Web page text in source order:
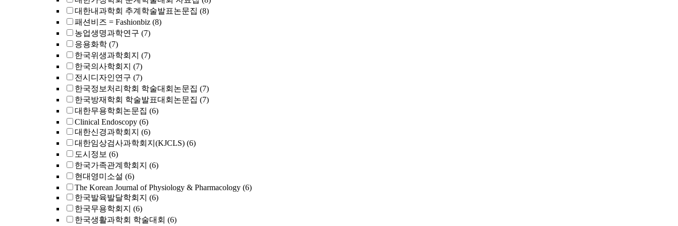
대한내과학회 추계학술발표논문집 (8)
패션비즈 = Fashionbiz (8)
농업생명과학연구 (7)
응용화학 (7)
한국위생과학회지 (7)
한국의사학회지 (7)
전시디자인연구 (7)
한국정보처리학회 학술대회논문집 (7)
한국방재학회 학술발표대회논문집 (7)
대한무용학회논문집 (6)
Clinical Endoscopy (6)
대한신경과학회지 (6)
대한임상검사과학회지(KJCLS) (6)
도시정보 (6)
한국가족관계학회지 (6)
현대영미소설 (6)
The Korean Journal of Physiology & Pharmacology (6)
한국발육발달학회지 (6)
한국무용학회지 (6)
한국생활과학회 학술대회 (6)